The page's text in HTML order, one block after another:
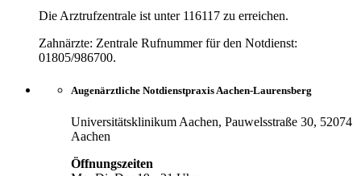
Die Arztrufzentrale ist unter 116117 zu erreichen.
Zahnärzte: Zentrale Rufnummer für den Notdienst:
01805/986700.
Augenärztliche Notdienstpraxis Aachen-Laurensberg
Universitätsklinikum Aachen, Pauwelsstraße 30, 52074
Aachen
Öffnungszeiten